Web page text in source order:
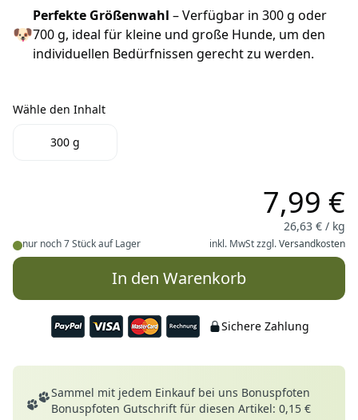
🐶
Perfekte Größenwahl – Verfügbar in 300 g oder
700 g, ideal für kleine und große Hunde, um den
individuellen Bedürfnissen gerecht zu werden.
Wähle den Inhalt
300 g
nur noch 7 Stück auf Lager
7,99 €
26,63 € / kg
inkl. MwSt zzgl.Versandkosten
In den Warenkorb
Sichere Zahlung
Deine Vorteile
Sammel mit jedem Einkauf bei uns Bonuspfoten
Bonuspfoten Gutschrift für diesen Artikel: 0,15 €